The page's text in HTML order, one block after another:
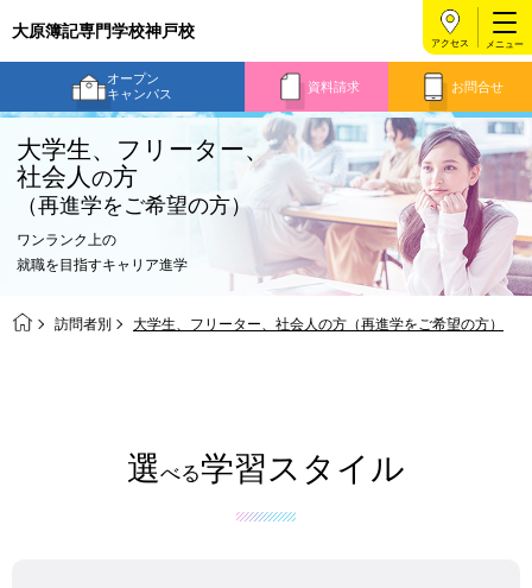
大原簿記専門学校神戸校
オープン
キャンパス
資料請求 お問合せ
アクセス
大学生、フリーター、
社会人の方
（再進学をご希望の方）
ワンランク上の
就職を目指すキャリア進学
訪問者別 大学生、フリーター、社会人の方（再進学をご希望の方）
選べる学習スタイル